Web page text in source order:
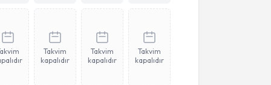
Takvim
kapalıdır
Takvim
kapalıdır
Takvim
kapalıdır